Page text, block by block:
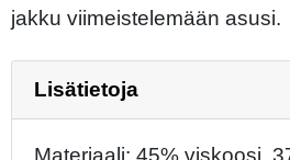
jakku viimeistelemään asusi.
Lisätietoja
Materiaali: 45% viskoosi,